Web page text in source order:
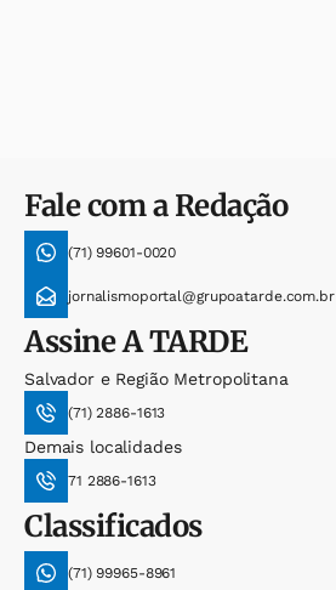
Fale com a Redação
(71) 99601-0020
jornalismoportal@grupoatarde.com.br
AssineA TARDE
Salvador e Região Metropolitana
(71) 2886-1613
Demais localidades
71 2886-1613
Classificados
(71) 99965-8961